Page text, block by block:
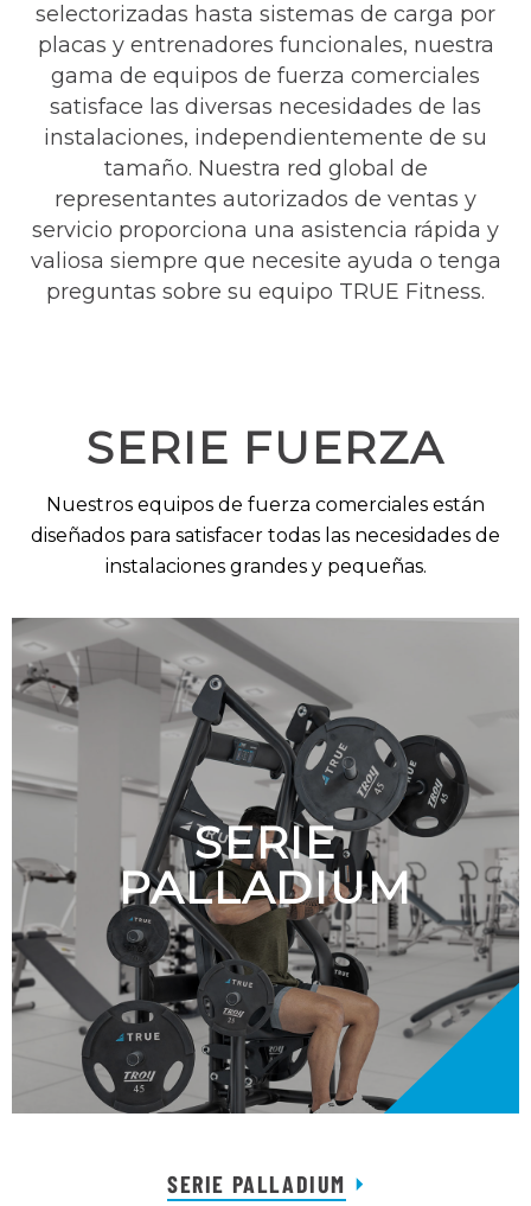
selectorizadas hasta sistemas de carga por
placas y entrenadores funcionales, nuestra
gama de equipos de fuerza comerciales
satisface las diversas necesidades de las
instalaciones, independientemente de su
tamaño. Nuestra red global de
representantes autorizados de ventas y
servicio proporciona una asistencia rápida y
valiosa siempre que necesite ayuda o tenga
preguntas sobre su equipo TRUE Fitness.
SERIE FUERZA
Nuestros equipos de fuerza comerciales están
diseñados para satisfacer todas las necesidades de
instalaciones grandes y pequeñas.
SERIE
PALLADIUM
SERIE PALLADIUM